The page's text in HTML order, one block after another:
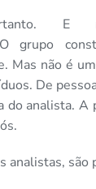
E
grupo
Mas não é
De
do analista. A
analistas, são